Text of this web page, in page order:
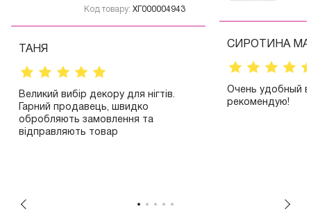
Код товару: ХГ000004943
ТАНЯ
Великий вибір декору для нігтів.
Гарний продавець, швидко
обробляють замовлення та
відправляють товар
СИРОТИНА
Очень удобный
рекомендую!